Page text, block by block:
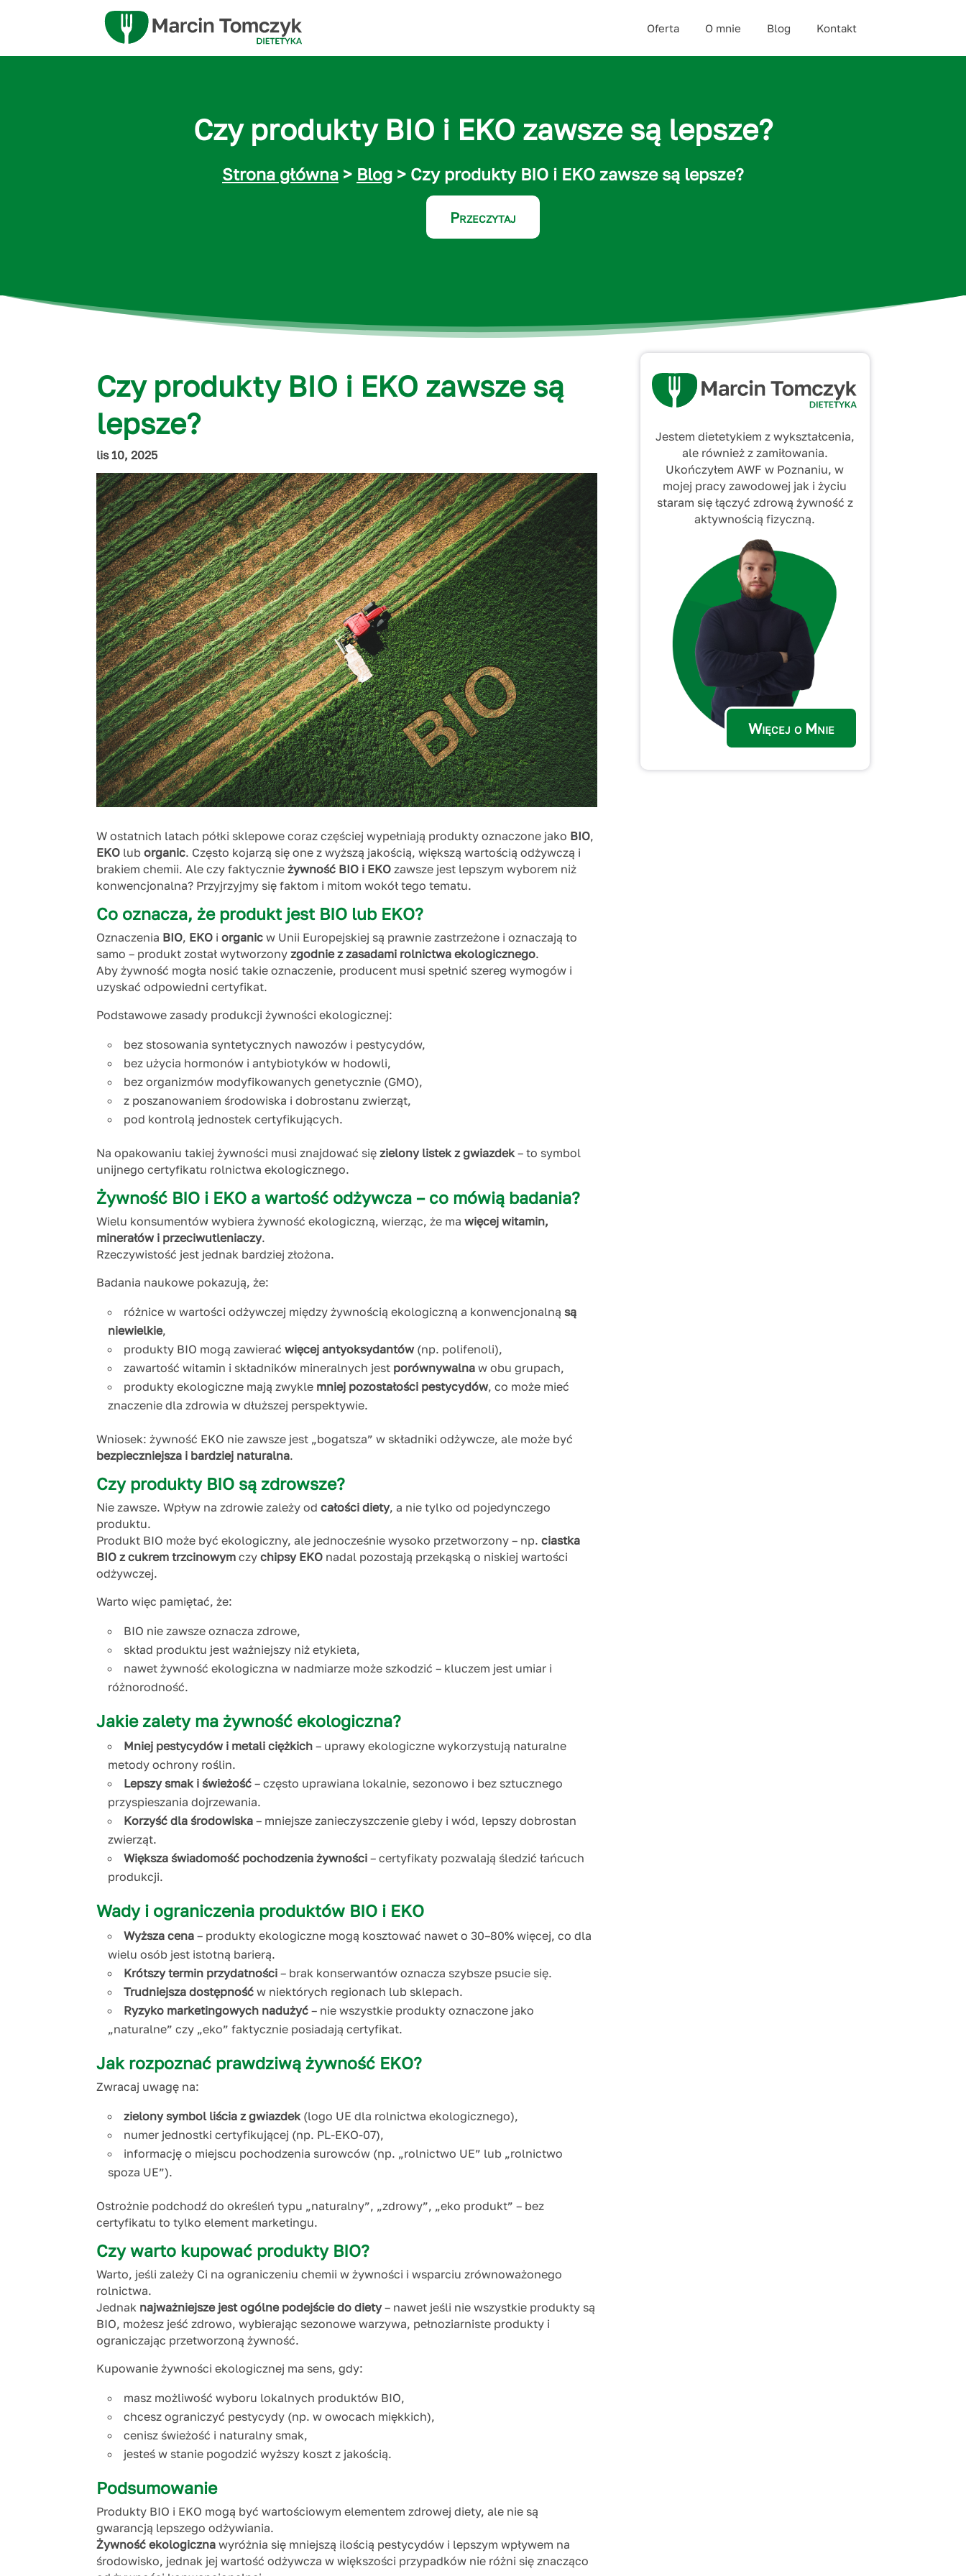
Oferta O mnie Blog Kontakt
Czy produkty BIO i EKO zawsze są lepsze?
Strona główna > Blog > Czy produkty BIO i EKO zawsze są lepsze?
Przeczytaj
Czy produkty BIO i EKO zawsze są
lepsze?
lis 10, 2025
W ostatnich latach półki sklepowe coraz częściej wypełniają produkty oznaczone jako BIO,
EKO luborganic. Często kojarzą się one z wyższą jakością, większą wartością odżywczą i
brakiem chemii. Ale czy faktycznieżywność BIO i EKO zawsze jest lepszym wyborem niż
konwencjonalna? Przyjrzyjmy się faktom i mitom wokół tego tematu.
Co oznacza, że produkt jest BIO lub EKO?
Oznaczenia BIO, EKO iorganic w Unii Europejskiej są prawnie zastrzeżone i oznaczają to
samo – produkt został wytworzonyzgodnie z zasadami rolnictwa ekologicznego.
Aby żywność mogła nosić takie oznaczenie, producent musi spełnić szereg wymogów i
uzyskać odpowiedni certyfikat.
Podstawowe zasady produkcji żywności ekologicznej:
bez stosowania syntetycznych nawozów i pestycydów,
bez użycia hormonów i antybiotyków w hodowli,
bez organizmów modyfikowanych genetycznie (GMO),
z poszanowaniem środowiska i dobrostanu zwierząt,
pod kontrolą jednostek certyfikujących.
Na opakowaniu takiej żywności musi znajdować sięzielony listek z gwiazdek– to symbol
unijnego certyfikatu rolnictwa ekologicznego.
Żywność BIO i EKO a wartość odżywcza – co mówią badania?
Wielu konsumentów wybiera żywność ekologiczną, wierząc, że mawięcej witamin,
minerałów i przeciwutleniaczy.
Rzeczywistość jest jednak bardziej złożona.
Badania naukowe pokazują, że:
różnice w wartości odżywczej między żywnością ekologiczną a konwencjonalnąsą
niewielkie,
produkty BIO mogą zawieraćwięcej antyoksydantów (np. polifenoli),
zawartość witamin i składników mineralnych jest porównywalna w obu grupach,
produkty ekologiczne mają zwykle mniej pozostałości pestycydów, co może mieć
znaczenie dla zdrowia w dłuższej perspektywie.
Wniosek: żywność EKO nie zawsze jest „bogatsza” w składniki odżywcze, ale może być
bezpieczniejsza i bardziej naturalna.
Czy produkty BIO są zdrowsze?
Nie zawsze. Wpływ na zdrowie zależy odcałości diety, a nie tylko od pojedynczego
produktu.
Produkt BIO może być ekologiczny, ale jednocześnie wysoko przetworzony – np.ciastka
BIO z cukrem trzcinowym czychipsy EKO nadal pozostają przekąską o niskiej wartości
odżywczej.
Warto więc pamiętać, że:
BIO nie zawsze oznacza zdrowe,
skład produktu jest ważniejszy niż etykieta,
nawet żywność ekologiczna w nadmiarze może szkodzić – kluczem jest umiar i
różnorodność.
Jakie zalety ma żywność ekologiczna?
Mniej pestycydów i metali ciężkich – uprawy ekologiczne wykorzystują naturalne
metody ochrony roślin.
Lepszy smak i świeżość – często uprawiana lokalnie, sezonowo i bez sztucznego
przyspieszania dojrzewania.
Korzyść dla środowiska – mniejsze zanieczyszczenie gleby i wód, lepszy dobrostan
zwierząt.
Większa świadomość pochodzenia żywności – certyfikaty pozwalają śledzić łańcuch
produkcji.
Wady i ograniczenia produktów BIO i EKO
Wyższa cena – produkty ekologiczne mogą kosztować nawet o 30–80% więcej, co dla
wielu osób jest istotną barierą.
Krótszy termin przydatności – brak konserwantów oznacza szybsze psucie się.
Trudniejsza dostępność w niektórych regionach lub sklepach.
Ryzyko marketingowych nadużyć – nie wszystkie produkty oznaczone jako
„naturalne” czy „eko” faktycznie posiadają certyfikat.
Jak rozpoznać prawdziwą żywność EKO?
Zwracaj uwagę na:
zielony symbol liścia z gwiazdek(logo UE dla rolnictwa ekologicznego),
numer jednostki certyfikującej (np. PL-EKO-07),
informację o miejscu pochodzenia surowców (np. „rolnictwo UE” lub „rolnictwo
spoza UE”).
Ostrożnie podchodź do określeń typu „naturalny”, „zdrowy”, „eko produkt” – bez
certyfikatu to tylko element marketingu.
Czy warto kupować produkty BIO?
Warto, jeśli zależy Ci na ograniczeniu chemii w żywności i wsparciu zrównoważonego
rolnictwa.
Jednak najważniejsze jest ogólne podejście do diety– nawet jeśli nie wszystkie produkty są
BIO, możesz jeść zdrowo, wybierając sezonowe warzywa, pełnoziarniste produkty i
ograniczając przetworzoną żywność.
Kupowanie żywności ekologicznej ma sens, gdy:
masz możliwość wyboru lokalnych produktów BIO,
chcesz ograniczyć pestycydy (np. w owocach miękkich),
cenisz świeżość i naturalny smak,
jesteś w stanie pogodzić wyższy koszt z jakością.
Podsumowanie
Produkty BIO i EKO mogą być wartościowym elementem zdrowej diety, ale nie są
gwarancją lepszego odżywiania.
Żywność ekologiczna wyróżnia się mniejszą ilością pestycydów i lepszym wpływem na
środowisko, jednak jej wartość odżywcza w większości przypadków nie różni się znacząco
Jestem dietetykiem z wykształcenia,
ale również z zamiłowania.
Ukończyłem AWF w Poznaniu, w
mojej pracy zawodowej jak i życiu
staram się łączyć zdrową żywność z
aktywnością fizyczną.
Więcej o Mnie